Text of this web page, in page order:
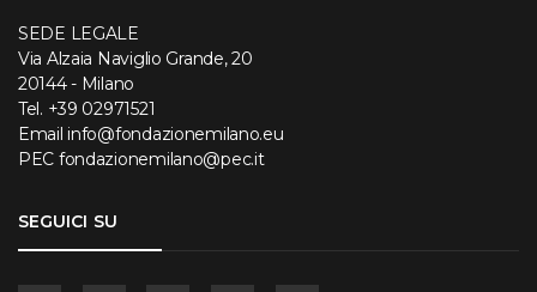
SEDE LEGALE
Via Alzaia Naviglio Grande, 20
20144 - Milano
Tel. +39 02971521
Email info@fondazionemilano.eu
PEC fondazionemilano@pec.it
SEGUICI SU